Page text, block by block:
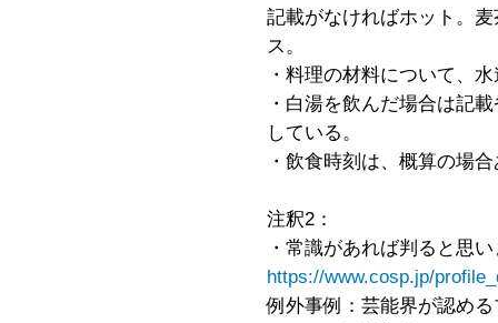
記載がなければホット。
ス。
・料理の材料について、
・白湯を飲んだ場合は記
している。
・飲食時刻は、概算の場
注釈2：
・常識があれば判ると思
https://www.cosp.jp/
例外事例：芸能界が認め